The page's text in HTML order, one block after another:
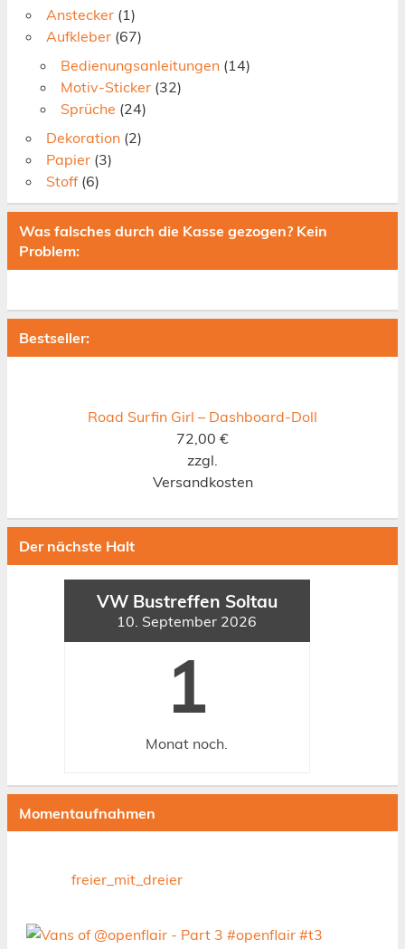
Anstecker (1)
Aufkleber (67)
Bedienungsanleitungen (14)
Motiv-Sticker (32)
Sprüche (24)
Dekoration (2)
Papier (3)
Stoff (6)
Was falsches durch die Kasse gezogen? Kein
Problem:
Bestseller:
Road Surfin Girl – Dashboard-Doll
72,00 €
zzgl.
Versandkosten
Der nächste Halt
VW Bustreffen Soltau
10. September 2026
1
Monat noch.
Momentaufnahmen
freier_mit_dreier